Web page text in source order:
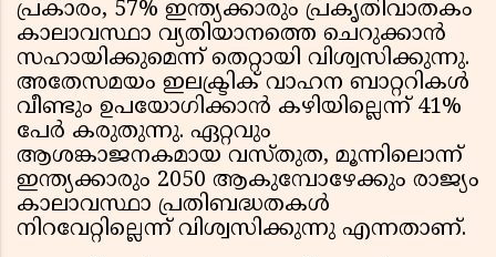
പ്രകാരം, 57% ഇന്ത്യക്കാരും പ്രകൃതിവാതകം
കാലാവസ്ഥാ വ്യതിയാനത്തെ ചെറുക്കാൻ
സഹായിക്കുമെന്ന് തെറ്റായി വിശ്വസിക്കുന്നു.
അതേസമയം ഇലക്ട്രിക് വാഹന ബാറ്ററികൾ
വീണ്ടും ഉപയോഗിക്കാൻ കഴിയില്ലെന്ന് 41%
പേർ കരുതുന്നു. ഏറ്റവും
ആശങ്കാജനകമായ വസ്തുത, മൂന്നിലൊന്ന്
ഇന്ത്യക്കാരും 2050 ആകുമ്പോഴേക്കും രാജ്യം
കാലാവസ്ഥാ പ്രതിബദ്ധതകൾ
നിറവേറ്റില്ലെന്ന് വിശ്വസിക്കുന്നു എന്നതാണ്.